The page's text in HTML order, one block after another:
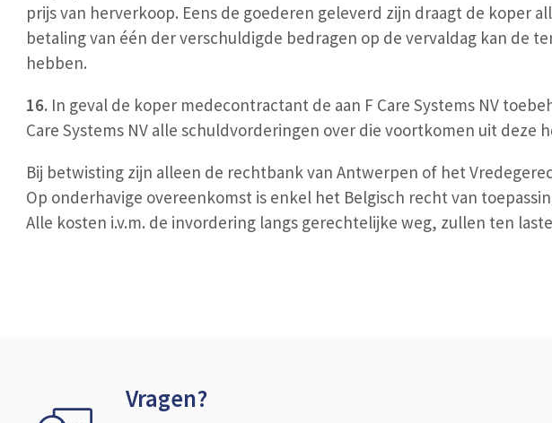
prijs van herverkoop. Eens de goederen geleverd zijn draagt de koper
betaling van één der verschuldigde bedragen op de vervaldag kan de
hebben.
16. In geval de koper medecontractant de aan F Care Systems NV
Care Systems NV alle schuldvorderingen over die voortkomen uit deze
Bij betwisting zijn alleen de rechtbank van Antwerpen of het
Op onderhavige overeenkomst is enkel het Belgisch recht van
Alle kosten i.v.m. de invordering langs gerechtelijke weg, zullen ten
Vragen?